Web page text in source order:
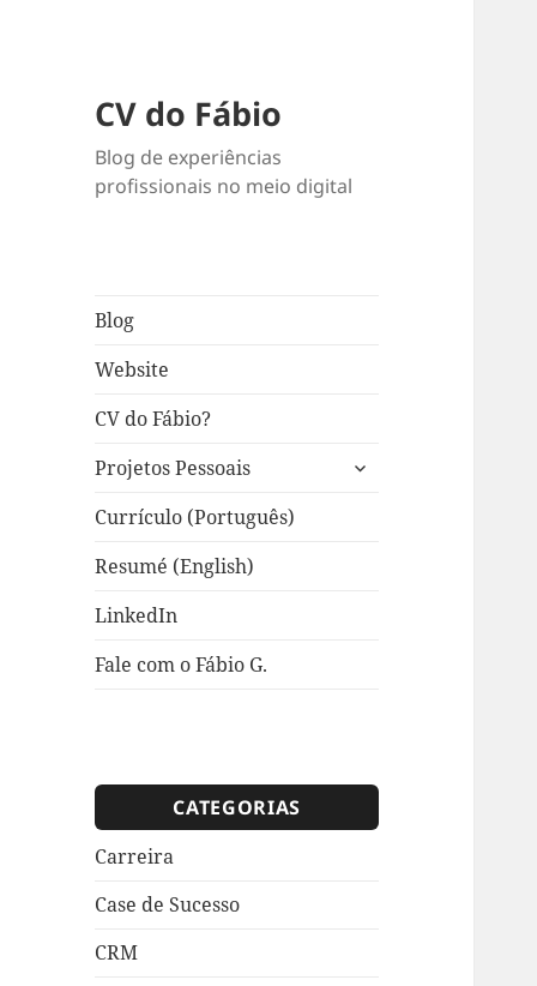
CV do Fábio
Blog de experiências
profissionais no meio digital
Blog
Website
CV do Fábio?
Projetos Pessoais
expandir
Currículo (Português)
Resumé (English)
LinkedIn
Fale com o Fábio G.
CATEGORIAS
Carreira
Case de Sucesso
CRM